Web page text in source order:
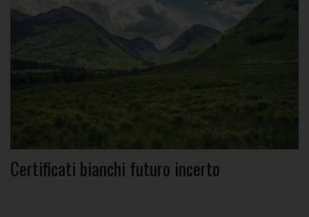
Certificati bianchi futuro incerto